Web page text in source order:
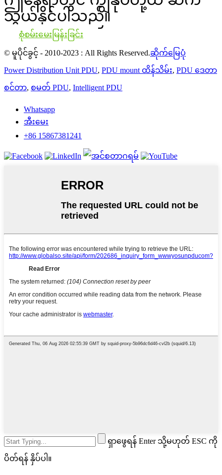
သွယ်နိုင်ပါသည်။
စုံစမ်းမေးမြန်းခြင်း
© မူပိုင်ခွင့် - 2010-2023 : All Rights Reserved.ဆိုက်မြေပုံ
Power Distribution Unit PDU, PDU mount ထိန်သိမ်း, PDU ဒေတာ
စင်တာ, စမတ် PDU, Intelligent PDU
Whatsapp
အီးမေး
+86 15867381241
ရှာဖွေရန် Enter သို့မဟုတ် ESC ကို
ပိတ်ရန် နှိပ်ပါ။